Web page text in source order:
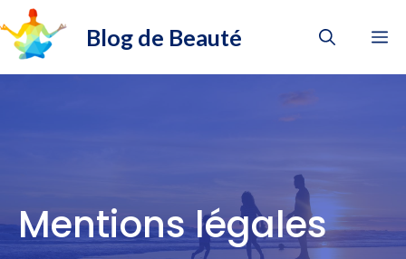
Aller
au
contenu
Blog de Beauté
Mentions légales